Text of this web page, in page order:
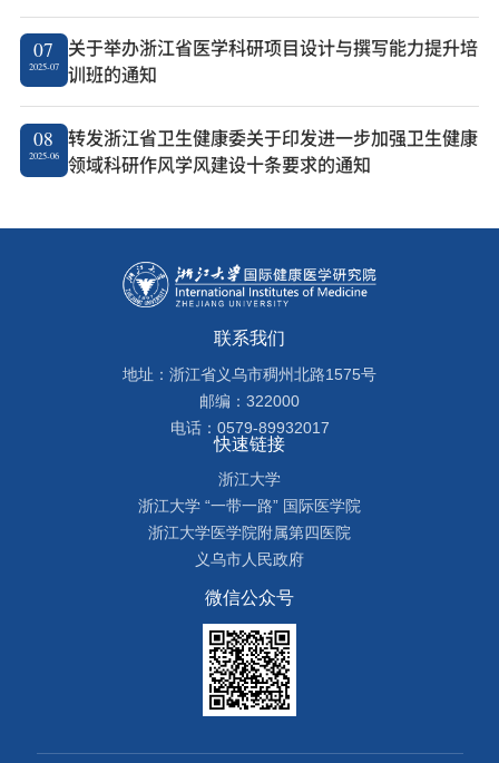
07
2025-07
关于举办浙江省医学科研项目设计与撰写能力提升培
训班的通知
08
2025-06
转发浙江省卫生健康委关于印发进一步加强卫生健康
领域科研作风学风建设十条要求的通知
联系我们
地址：浙江省义乌市稠州北路1575号
邮编：322000
电话：0579-89932017
快速链接
浙江大学
浙江大学 “一带一路” 国际医学院
浙江大学医学院附属第四医院
义乌市人民政府
微信公众号